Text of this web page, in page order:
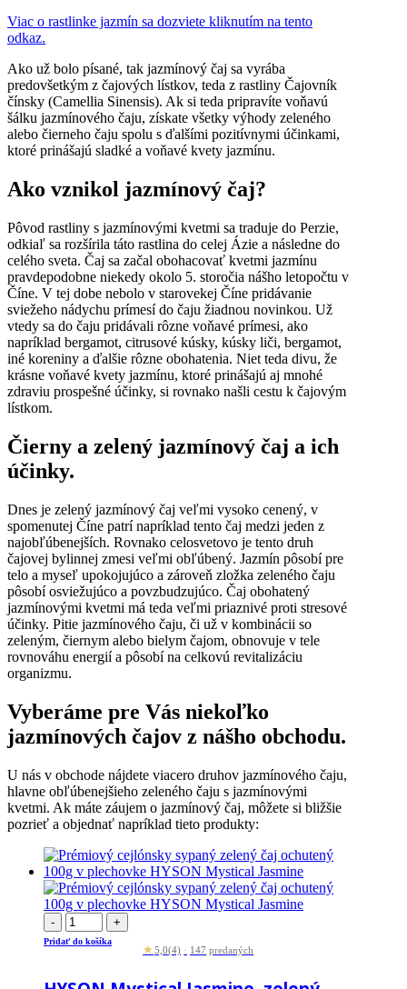
Viac o rastlinke jazmín sa dozviete kliknutím na tento
odkaz.
Ako už bolo písané, tak jazmínový čaj sa vyrába
predovšetkým z čajových lístkov, teda z rastliny Čajovník
čínsky (Camellia Sinensis). Ak si teda pripravíte voňavú
šálku jazmínového čaju, získate všetky výhody zeleného
alebo čierneho čaju spolu s ďalšími pozitívnymi účinkami,
ktoré prinášajú sladké a voňavé kvety jazmínu.
Ako vznikol jazmínový čaj?
Pôvod rastliny s jazmínovými kvetmi sa traduje do Perzie,
odkiaľ sa rozšírila táto rastlina do celej Ázie a následne do
celého sveta. Čaj sa začal obohacovať kvetmi jazmínu
pravdepodobne niekedy okolo 5. storočia nášho letopočtu v
Číne. V tej dobe nebolo v starovekej Číne pridávanie
sviežeho nádychu prímesí do čaju žiadnou novinkou. Už
vtedy sa do čaju pridávali rôzne voňavé prímesi, ako
napríklad bergamot, citrusové kúsky, kúsky liči, bergamot,
iné koreniny a ďalšie rôzne obohatenia. Niet teda divu, že
krásne voňavé kvety jazmínu, ktoré prinášajú aj mnohé
zdraviu prospešné účinky, si rovnako našli cestu k čajovým
lístkom.
Čierny a zelený jazmínový čaj a ich
účinky.
Dnes je zelený jazmínový čaj veľmi vysoko cenený, v
spomenutej Číne patrí napríklad tento čaj medzi jeden z
najobľúbenejších. Rovnako celosvetovo je tento druh
čajovej bylinnej zmesi veľmi obľúbený. Jazmín pôsobí pre
telo a myseľ upokojujúco a zároveň zložka zeleného čaju
pôsobí osviežujúco a povzbudzujúco. Čaj obohatený
jazmínovými kvetmi má teda veľmi priaznivé proti stresové
účinky. Pitie jazmínového čaju, či už v kombinácii so
zeleným, čiernym alebo bielym čajom, obnovuje v tele
rovnováhu energií a pôsobí na celkovú revitalizáciu
organizmu.
Vyberáme pre Vás niekoľko
jazmínových čajov z nášho obchodu.
U nás v obchode nájdete viacero druhov jazmínového čaju,
hlavne obľúbenejšieho zeleného čaju s jazmínovými
kvetmi. Ak máte záujem o jazmínový čaj, môžete si bližšie
pozrieť a objednať napríklad tieto produkty:
- +
Pridať do košíka
★5,0(4) · 147 predaných